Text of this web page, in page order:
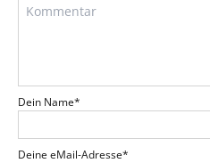
Dein Name*
Deine eMail-Adresse*